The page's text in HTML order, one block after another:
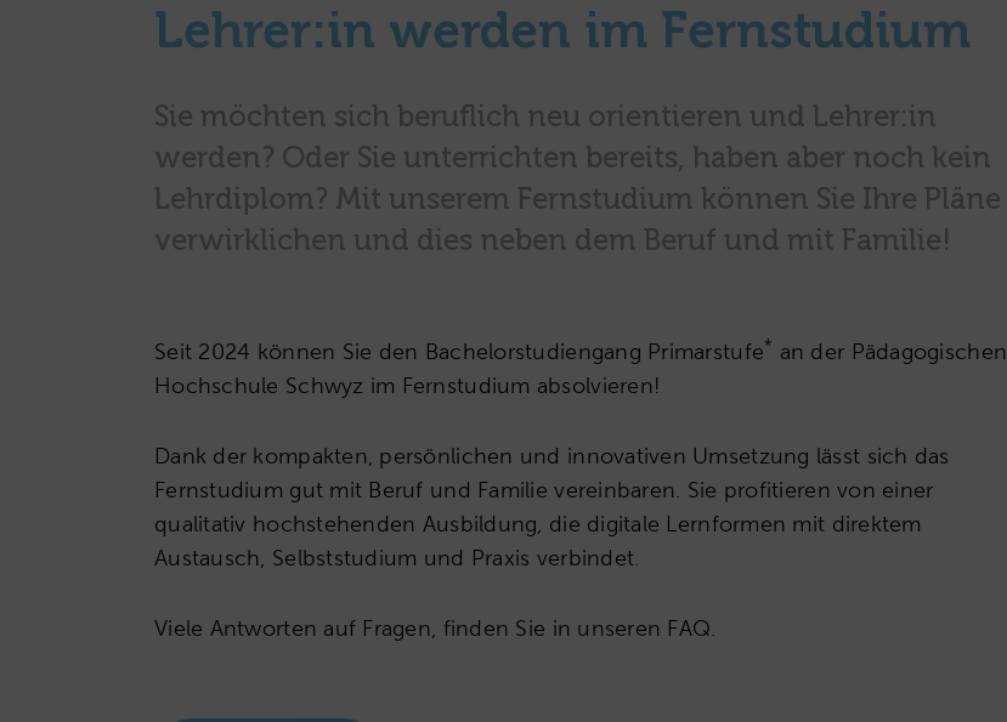
Lehrer:in werden im Fernstudium
Sie möchten sich beruflich neu orientieren und Lehrer:in
werden? Oder Sie unterrichten bereits, haben aber noch kein
Lehrdiplom? Mit unserem Fernstudium können Sie Ihre Pläne
verwirklichen und dies neben dem Beruf und mit Familie!
Seit 2024 können Sie den Bachelorstudiengang Primarstufe* an der Pädagogischen
Hochschule Schwyz im Fernstudium absolvieren!
Dank der kompakten, persönlichen und innovativen Umsetzung lässt sich das
Fernstudium gut mit Beruf und Familie vereinbaren. Sie profitieren von einer
qualitativ hochstehenden Ausbildung, die digitale Lernformen mit direktem
Austausch, Selbststudium und Praxis verbindet.
Viele Antworten auf Fragen, finden Sie in unseren FAQ.